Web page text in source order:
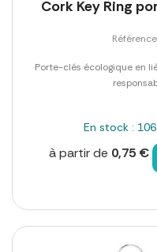
Cork Key Ring
Porte-clés écologique en
En stock :
à partir de 0,75 €